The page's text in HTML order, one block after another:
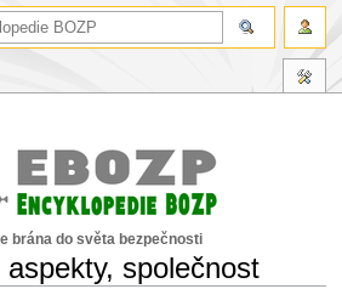
brána do světa bezpečnosti
společnost